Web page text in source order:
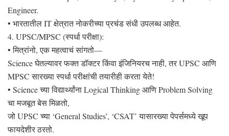
Engineer.
• भारतातील IT क्षेत्रात नोकरीच्या प्रचंड संधी उपलब्ध आहेत.
4. UPSC/MPSC (स्पर्धा परीक्षा):
• मित्रांनो, एक महत्वाचं सांगतो—
Science घेतल्यावर फक्त डॉक्टर किंवा इंजिनियरच नाही, तर UPSC आणि
MPSC सारख्या स्पर्धा परीक्षांची तयारीही करता येते!
• Science च्या विद्यार्थ्यांना Logical Thinking आणि Problem Solving
चा मजबूत बेस मिळतो,
जो UPSC च्या ‘General Studies’, ‘CSAT’ यासारख्या पेपर्समध्ये खूप
फायदेशीर ठरतो.